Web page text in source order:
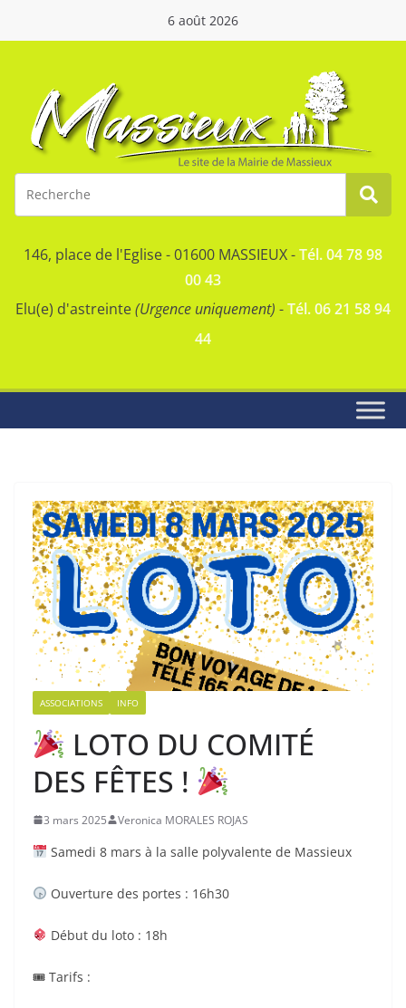
6 août 2026
146, place de l'Eglise - 01600 MASSIEUX -Tél. 04 78 98
00 43
Elu(e) d'astreinte(Urgence uniquement) -Tél. 06 21 58 94
44
ASSOCIATIONS INFO
LOTO DU COMITÉ
DES FÊTES !
3 mars 2025 Veronica MORALES ROJAS
Samedi 8 mars à la salle polyvalente de Massieux
Ouverture des portes : 16h30
Début du loto : 18h
🎟 Tarifs :